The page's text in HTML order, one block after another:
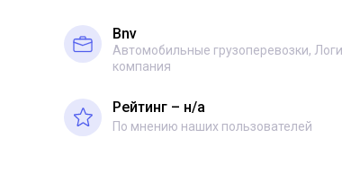
Bnv
Автомобильные грузоперевозки,
компания
Рейтинг – н/a
По мнению наших пользователей